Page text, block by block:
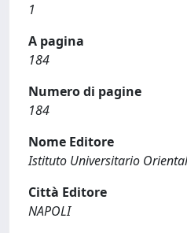
1
A pagina
184
Numero di pagine
184
Nome Editore
Istituto Universitario
Città Editore
NAPOLI